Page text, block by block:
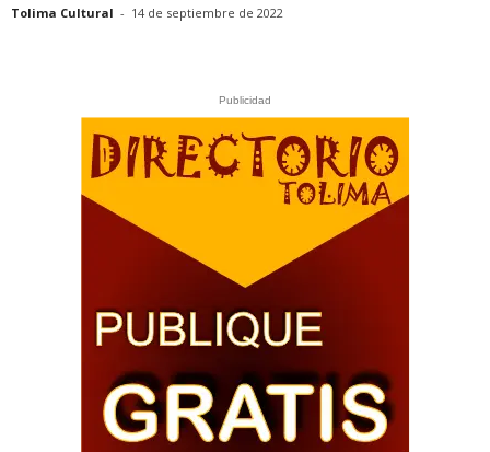
Tolima Cultural - 14 de septiembre de 2022
Publicidad